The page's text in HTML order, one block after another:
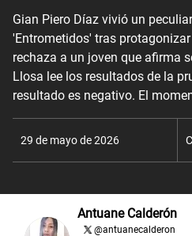
Gian Piero Díaz vivió un
'Entrometidos' tras
rechaza a un joven que afirma
Llosa lee los resultados de la
resultado es negativo. El
29 de mayo de 2026
Antuane Calderón
@antuanecalderon